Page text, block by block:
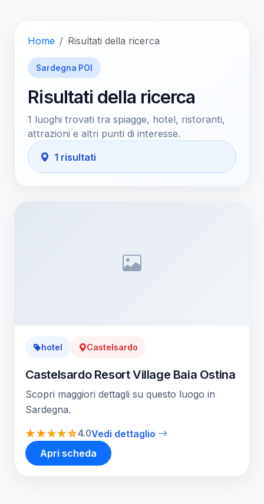
Home Risultati della ricerca
Sardegna POI
Risultati della ricerca
1 luoghi trovati tra spiagge, hotel, ristoranti,
attrazioni e altri punti di interesse.
1 risultati
hotel Castelsardo
Castelsardo Resort Village Baia Ostina
Scopri maggiori dettagli su questo luogo in
Sardegna.
★★★★☆4.0Vedi dettaglio
Apri scheda